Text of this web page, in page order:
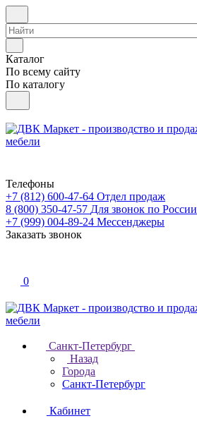
Каталог
По всему сайту
По каталогу
Телефоны
+7 (812) 600-47-64 Отдел продаж
8 (800) 350-47-57 Для звонок по России
+7 (999) 004-89-24 Мессенджеры
Заказать звонок
0
Санкт-Петербург
Назад
Города
Санкт-Петербург
Кабинет